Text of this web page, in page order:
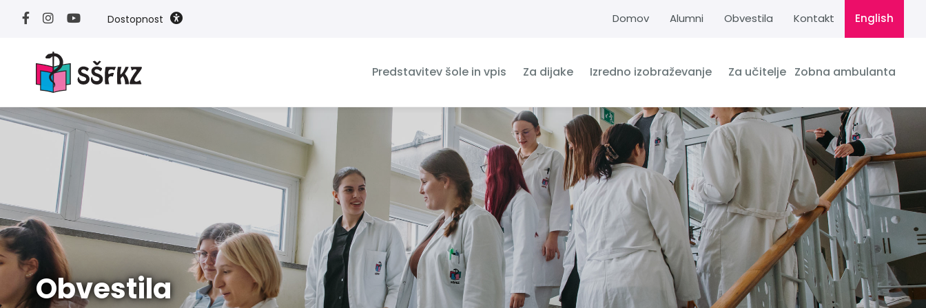
Dostopnost Domov Alumni Obvestila Kontakt English
Predstavitev šole in vpis Za dijake Izredno izobraževanje Za učitelje Zobna ambulanta
Obvestila